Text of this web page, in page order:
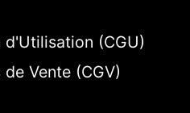
d'Utilisation (CGU)
Vente (CGV)